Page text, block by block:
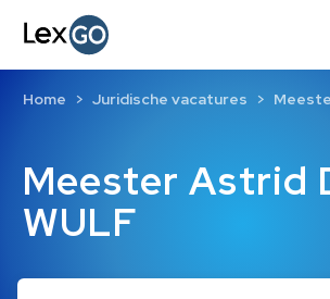
Meester Astrid
WULF
Home Juridische vacatures